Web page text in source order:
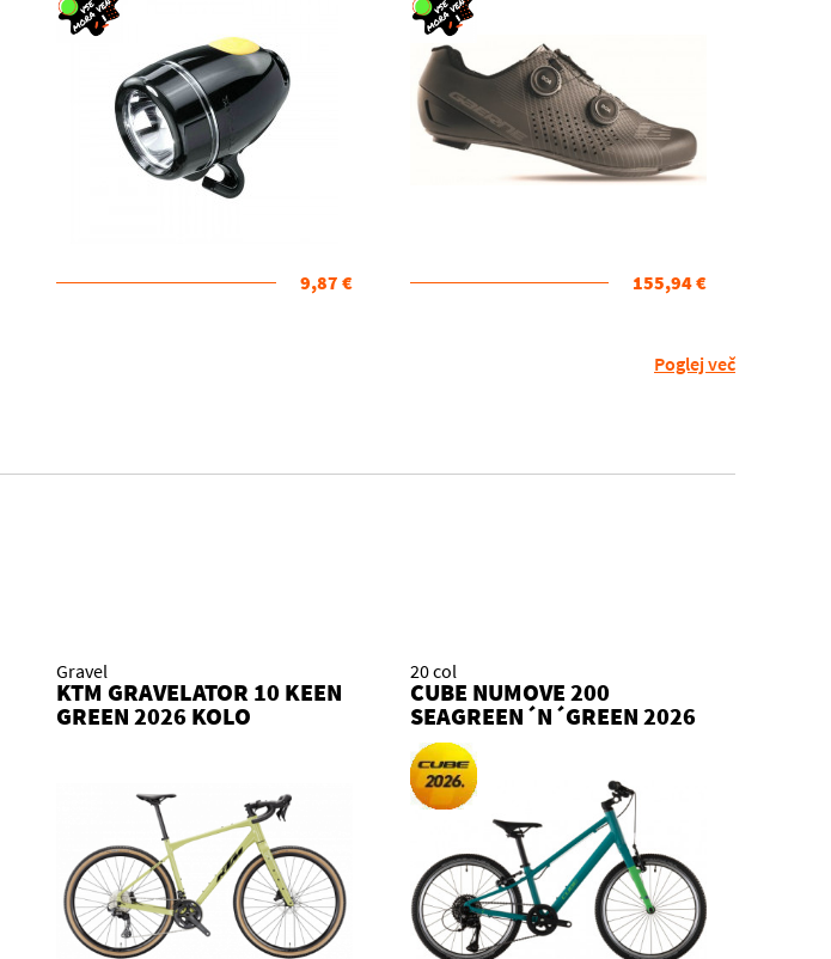
9,87 € 155,94 €
Poglej več
Gravel
KTM GRAVELATOR 10 KEEN
GREEN 2026 KOLO
20 col
CUBE NUMOVE 200
SEAGREEN´N´GREEN 2026
KOLO